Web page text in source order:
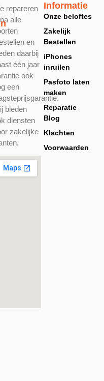
repareren
alle
en
daarbij
één jaar
ook
een
bieden
diensten
zakelijke
Informatie
Onze beloftes
Zakelijk
Bestellen
iPhones
inruilen
Pasfoto laten
maken
Reparatie
Blog
Klachten
Voorwaarden